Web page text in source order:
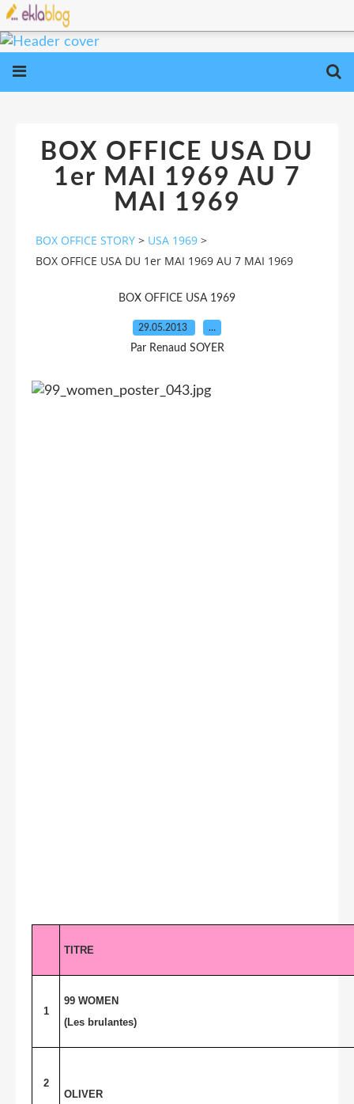
BOX OFFICE USA DU
1er MAI 1969 AU 7
MAI 1969
BOX OFFICE STORY > USA 1969 >
BOX OFFICE USA DU 1er MAI 1969 AU 7 MAI 1969
BOX OFFICE USA 1969
29.05.2013 …
Par Renaud SOYER
TITRE
1
99 WOMEN
(Les brulantes)
2
OLIVER